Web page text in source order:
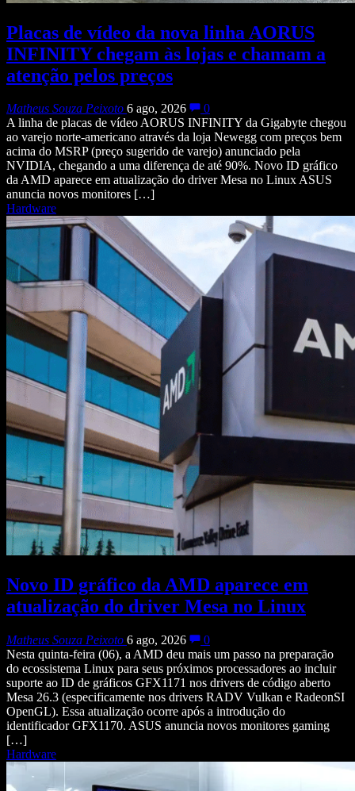
Placas de vídeo da nova linha AORUS
INFINITY chegam às lojas e chamam a
atenção pelos preços
Matheus Souza Peixoto 6 ago, 2026
0
A linha de placas de vídeo AORUS INFINITY da Gigabyte chegou
ao varejo norte-americano através da loja Newegg com preços bem
acima do MSRP (preço sugerido de varejo) anunciado pela
NVIDIA, chegando a uma diferença de até 90%. Novo ID gráfico
da AMD aparece em atualização do driver Mesa no Linux ASUS
anuncia novos monitores […]
Hardware
Novo ID gráfico da AMD aparece em
atualização do driver Mesa no Linux
Matheus Souza Peixoto 6 ago, 2026
0
Nesta quinta-feira (06), a AMD deu mais um passo na preparação
do ecossistema Linux para seus próximos processadores ao incluir
suporte ao ID de gráficos GFX1171 nos drivers de código aberto
Mesa 26.3 (especificamente nos drivers RADV Vulkan e RadeonSI
OpenGL). Essa atualização ocorre após a introdução do
identificador GFX1170. ASUS anuncia novos monitores gaming
[…]
Hardware